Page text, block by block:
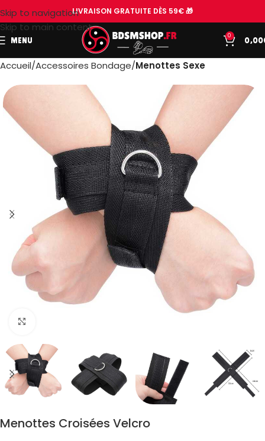
Skip to navigation
Skip to main content
LIVRAISON GRATUITE DÈS 59€ 🎁
MENU
0
0,00
Accueil Accessoires Bondage Menottes Sexe
Menottes Croisées Velcro